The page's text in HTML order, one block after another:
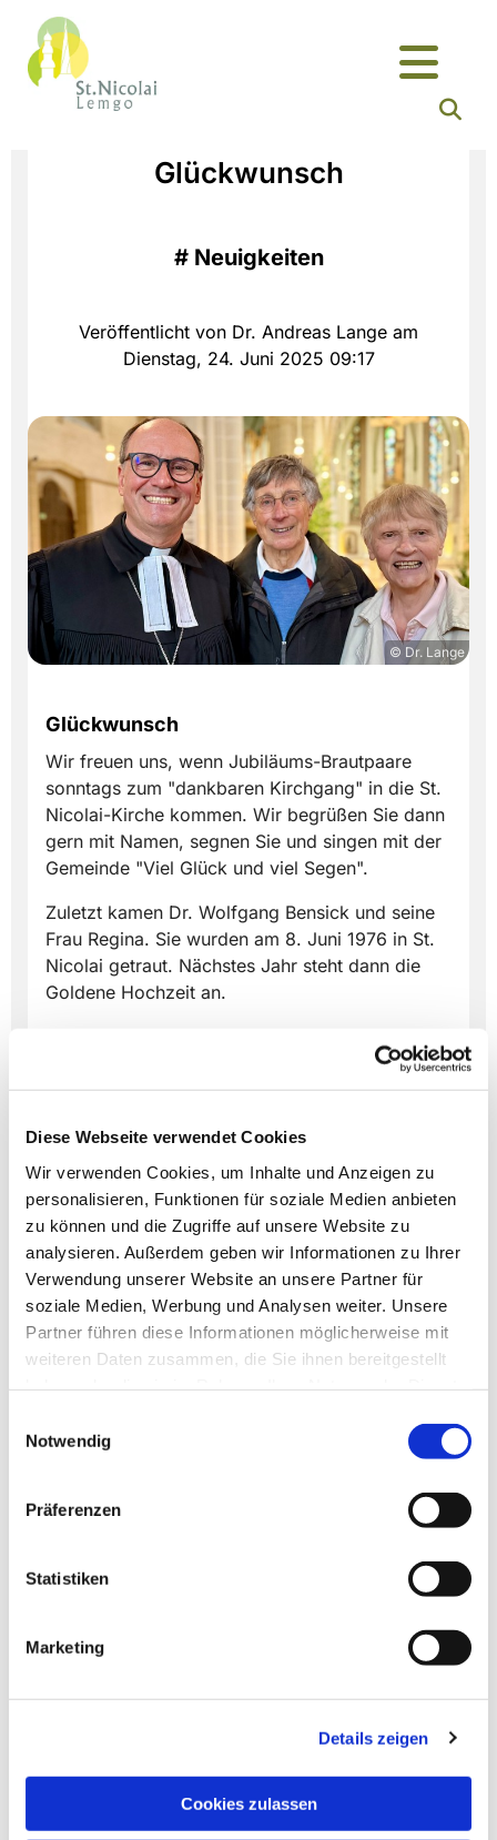
Diese Webseite verwendet Cookies
Wir verwenden Cookies, um Inhalte und Anzeigen zu
personalisieren, Funktionen für soziale Medien anbieten
zu können und die Zugriffe auf unsere Website zu
analysieren. Außerdem geben wir Informationen zu Ihrer
Verwendung unserer Website an unsere Partner für
soziale Medien, Werbung und Analysen weiter. Unsere
Partner führen diese Informationen möglicherweise mit
weiteren Daten zusammen, die Sie ihnen bereitgestellt
Notwendig
Präferenzen
Statistiken
Marketing
Details zeigen
Cookies zulassen
Glückwunsch
# Neuigkeiten
Veröffentlicht von Dr. Andreas Lange am
Dienstag, 24. Juni 2025 09:17
© Dr. Lange
Glückwunsch
Wir freuen uns, wenn Jubiläums-Brautpaare
sonntags zum "dankbaren Kirchgang" in die St.
Nicolai-Kirche kommen. Wir begrüßen Sie dann
gern mit Namen, segnen Sie und singen mit der
Gemeinde "Viel Glück und viel Segen".
Zuletzt kamen Dr. Wolfgang Bensick und seine
Frau Regina. Sie wurden am 8. Juni 1976 in St.
Nicolai getraut. Nächstes Jahr steht dann die
Goldene Hochzeit an.
Dies könnte Sie auch
interessieren